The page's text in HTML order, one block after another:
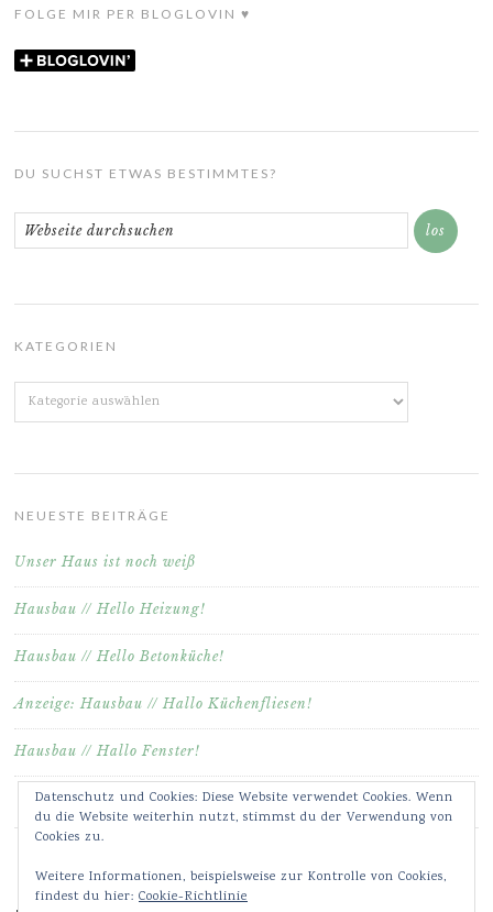
FOLGE MIR PER BLOGLOVIN ♥
DU SUCHST ETWAS BESTIMMTES?
KATEGORIEN
Kategorien
NEUESTE BEITRÄGE
Unser Haus ist noch weiß
Hausbau // Hello Heizung!
Hausbau // Hello Betonküche!
Anzeige: Hausbau // Hallo Küchenfliesen!
Hausbau // Hallo Fenster!
Datenschutz und Cookies: Diese Website verwendet Cookies. Wenn
du die Website weiterhin nutzt, stimmst du der Verwendung von
Cookies zu.
Weitere Informationen, beispielsweise zur Kontrolle von Cookies,
findest du hier: Cookie-Richtlinie